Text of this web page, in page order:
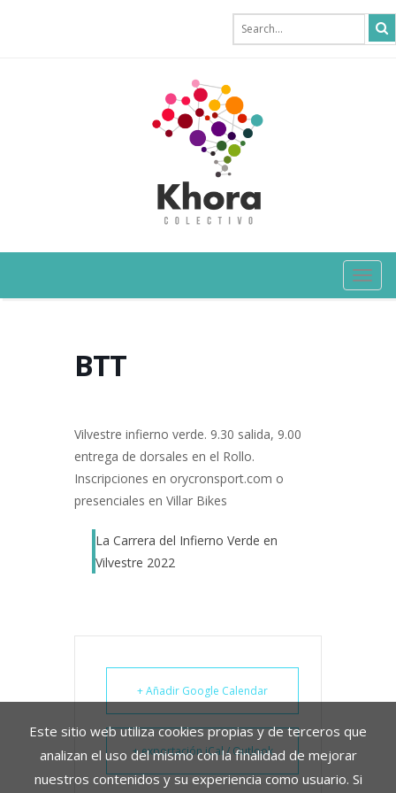
Este sitio web utiliza cookies propias y de terceros que
analizan el uso del mismo con la finalidad de mejorar
nuestros contenidos y su experiencia como usuario. Si
BTT
Vilvestre infierno verde. 9.30 salida, 9.00
entrega de dorsales en el Rollo.
Inscripciones en orycronsport.com o
presenciales en Villar Bikes
La Carrera del Infierno Verde en
Vilvestre 2022
+ Añadir Google Calendar
+ exportación iCal / Outlook